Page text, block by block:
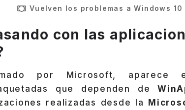
Vuelven los problemas a Windows 10
con las
por Microsoft, aparece
que dependen de
realizadas desde la